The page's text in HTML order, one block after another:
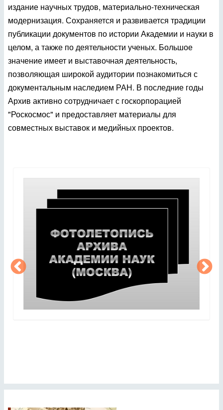
издание научных трудов, материально-техническая
модернизация. Сохраняется и развивается традиции
публикации документов по истории Академии и науки в
целом, а также по деятельности ученых. Большое
значение имеет и выставочная деятельность,
позволяющая широкой аудитории познакомиться с
документальным наследием РАН. В последние годы
Архив активно сотрудничает с госкорпорацией
"Роскосмос" и предоставляет материалы для
совместных выставок и медийных проектов.